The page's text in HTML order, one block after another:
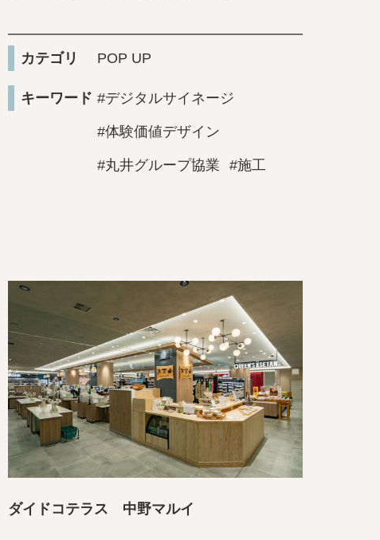
カテゴリ POP UP
キーワード #デジタルサイネージ
#体験価値デザイン
#丸井グループ協業 #施工
ダイドコテラス 中野マルイ